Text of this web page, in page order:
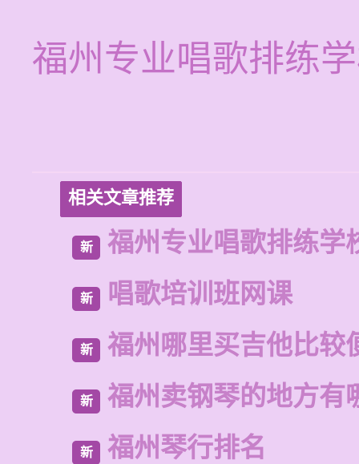
福州专业唱歌排练
相关文章推荐
新 福州专业唱歌排练学
新 唱歌培训班网课
新 福州哪里买吉他比较
新 福州卖钢琴的地方有
新 福州琴行排名